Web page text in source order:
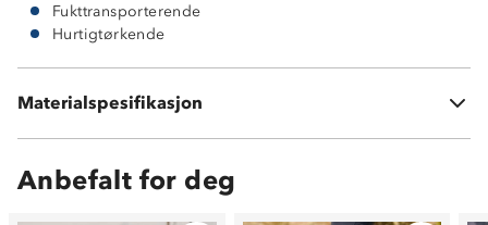
Fukttransporterende
Hurtigtørkende
Materialspesifikasjon
Innside: 100 % polyester
Anbefalt for deg